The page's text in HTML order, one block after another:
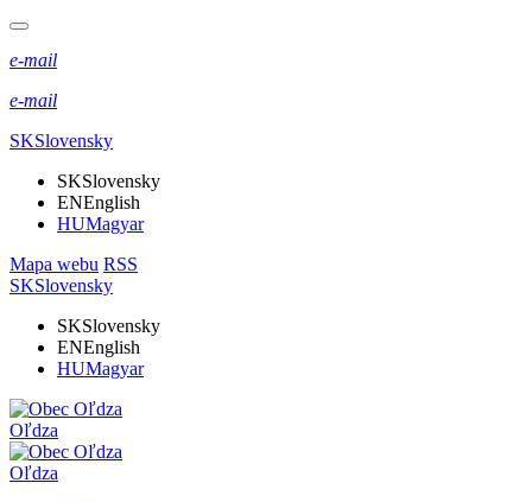
e-mail
e-mail
SKSlovensky
SKSlovensky
ENEnglish
HUMagyar
Mapa webu RSS
SKSlovensky
SKSlovensky
ENEnglish
HUMagyar
Oľdza
Oľdza